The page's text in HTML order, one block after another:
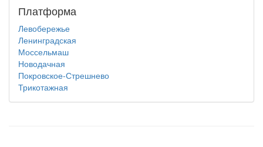
Платформа
Левобережье
Ленинградская
Моссельмаш
Новодачная
Покровское-Стрешнево
Трикотажная